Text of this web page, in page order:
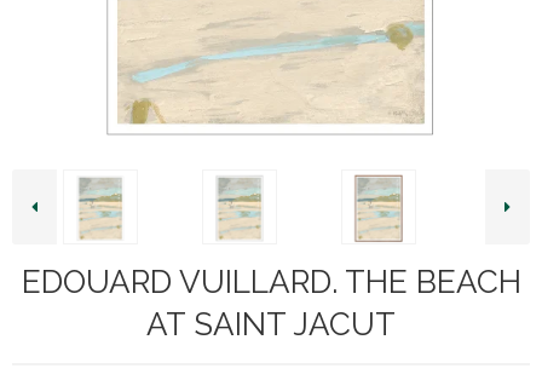
EDOUARD VUILLARD. THE BEACH
AT SAINT JACUT